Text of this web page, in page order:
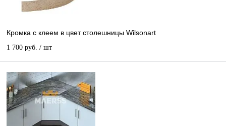
Кромка с клеем в цвет столешницы Wilsonart
1 700 руб. / шт